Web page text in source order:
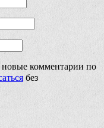
новые комментарии по
без